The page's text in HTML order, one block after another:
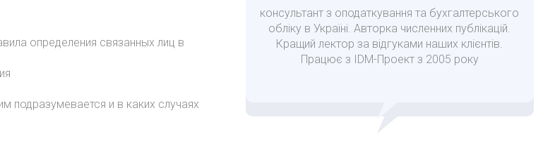
определения связанных лиц в
подразумевается и в каких случаях
консультант з оподаткування та бухгалтерського
обліку в Україні. Авторка численних публікацій.
Кращий лектор за відгуками наших клієнтів.
Працює з IDM-Проект з 2005 року